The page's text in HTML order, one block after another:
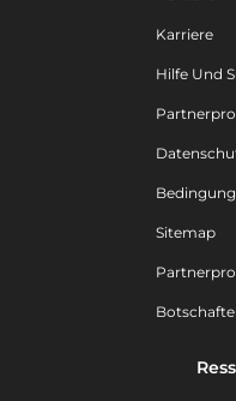
Karriere
Hilfe Und
Sitemap